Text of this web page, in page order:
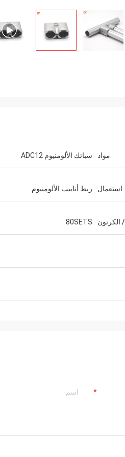
مواد سبائك الألومنيوم ADC12
استعمال ربط أنابيب الألومنيوم
الكرتون 80SETS